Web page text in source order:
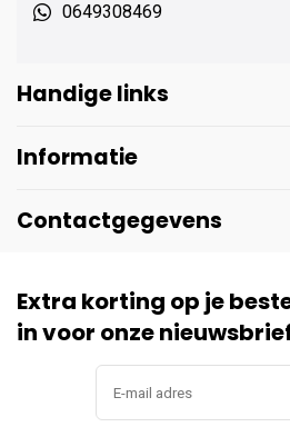
0649308469
Handige links
Informatie
Contactgegevens
Extra korting op je
in voor onze